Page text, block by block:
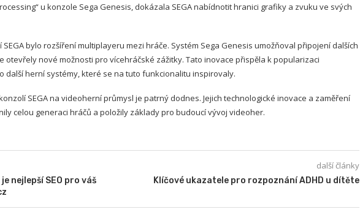
u konzole Sega Genesis, dokázala SEGA nabídnotit hranici grafiky a zvuku ve svých
bylo rozšíření multiplayeru mezi hráče. Systém Sega Genesis umožňoval připojení dalších
otevřely nové možnosti pro vícehráčské zážitky. Tato inovace přispěla k popularizaci
další herní systémy, které se na tuto funkcionalitu inspirovaly.
SEGA na videoherní průmysl je patrný dodnes. Jejich technologické inovace a zaměření
celou generaci hráčů a položily základy pro budoucí vývoj videoher.
nejlepší SEO pro váš
další články
Klíčové ukazatele pro rozpoznání ADHD u dítěte